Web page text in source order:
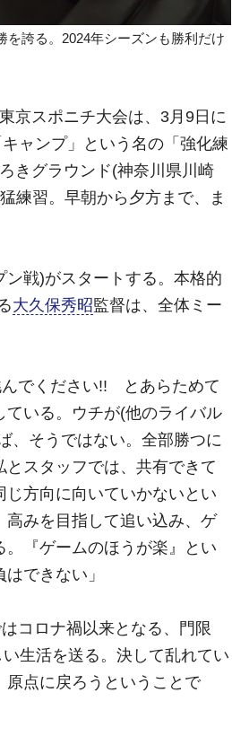
を誇る。2024年シーズンも勝利だけ
京スポニチ大会は、3月9日に
ャンプ」という名の「強化練
きグラウンド(神奈川県川崎
練習。早朝から夕方まで、ま
戦)がスタートする。本格的
大久保秀昭監督は、全体ミー
んでください!! とあらためて
いる。ウチが(他のライバル
そうではない。全部勝つに
スタッフでは、共有できて
方向に向いていかないとい
みを目指して追い込み、ゲ
『ゲームのほうが楽』とい
できない」
コロナ禍以来となる、門限
生活を送る。決して乱れてい
原点に戻ろうということで